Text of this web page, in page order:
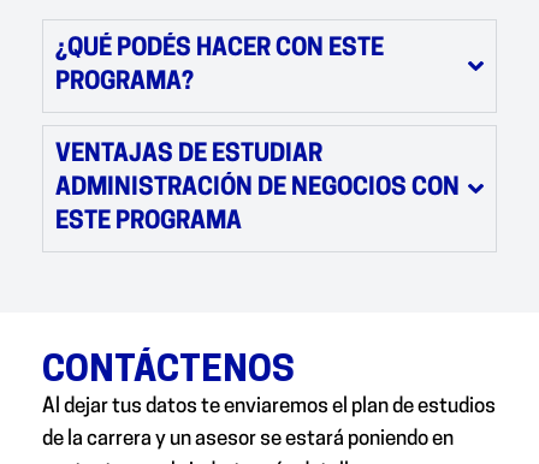
¿QUÉ PODÉS HACER CON ESTE
PROGRAMA?
VENTAJAS DE ESTUDIAR
ADMINISTRACIÓN DE NEGOCIOS CON
ESTE PROGRAMA
CONTÁCTENOS
Al dejar tus datos te enviaremos el plan de estudios
de la carrera y un asesor se estará poniendo en